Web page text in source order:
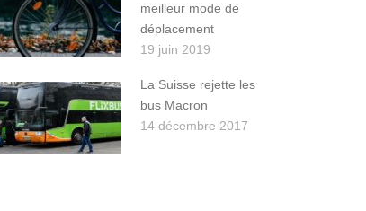
meilleur mode de
déplacement
19 juin 2019
La Suisse rejette les
bus Macron
14 décembre 2017